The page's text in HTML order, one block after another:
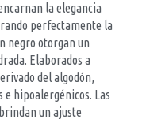
la elegancia
perfectamente la
negro otorgan un
Elaborados a
del algodón,
hipoalergénicos. Las
un ajuste